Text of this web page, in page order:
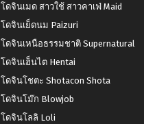
โดจินเมด สาวใช้ สาวคาเฟ่ Maid
โดจินเย็ดนม Paizuri
โดจินเหนือธรรมชาติ Supernatural
โดจินเฮ็นไต Hentai
โดจินโชตะ Shotacon Shota
โดจินโม๊ก Blowjob
โดจินโลลิ Loli